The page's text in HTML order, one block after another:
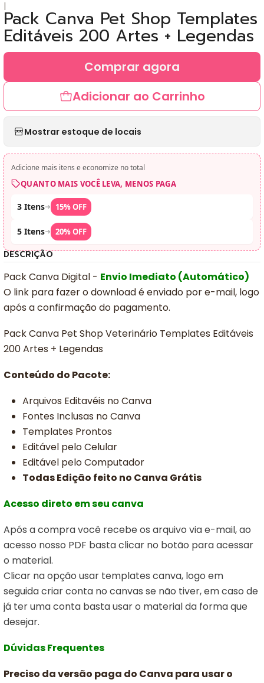
|Pack Canva Pet Shop Templates
Editáveis 200 Artes + Legendas
Adicionar ao Carrinho
Comprar agora
Mostrar estoque de locais
Adicione mais itens e economize no total
QUANTO MAIS VOCÊ LEVA, MENOS PAGA
3 Itens➜ 15% OFF
5 Itens➜ 20% OFF
DESCRIÇÃO
Pack Canva Digital - Envio Imediato (Automático)
O link para fazer o download é enviado por e-mail, logo
após a confirmação do pagamento.
Pack Canva Pet Shop Veterinário Templates Editáveis
200 Artes + Legendas
Conteúdo do Pacote:
Arquivos Editavéis no Canva
Fontes Inclusas no Canva
Templates Prontos
Editável pelo Celular
Editável pelo Computador
Todas Edição feito no Canva Grátis
Acesso direto em seu canva
Após a compra você recebe os arquivo via e-mail, ao
acesso nosso PDF basta clicar no botão para acessar
o material.
Clicar na opção usar templates canva, logo em
seguida criar conta no canvas se não tiver, em caso de
já ter uma conta basta usar o material da forma que
desejar.
Dúvidas Frequentes
Preciso da versão paga do Canva para usar o